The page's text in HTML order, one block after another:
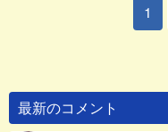
1
最新のコメント